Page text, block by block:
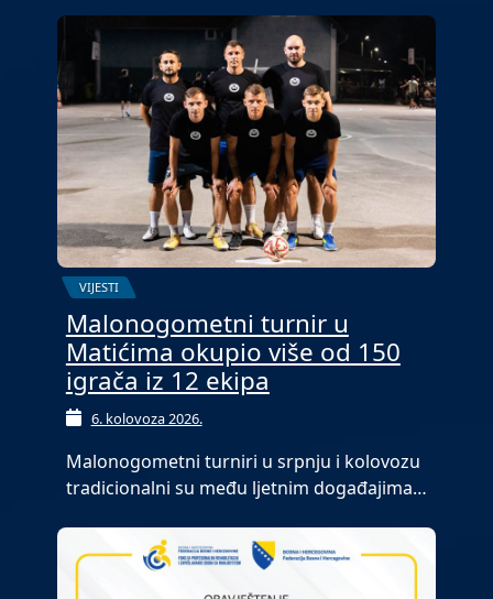
VIJESTI
Malonogometni turnir u
Matićima okupio više od 150
igrača iz 12 ekipa
6. kolovoza 2026.
Malonogometni turniri u srpnju i kolovozu
tradicionalni su među ljetnim događajima…